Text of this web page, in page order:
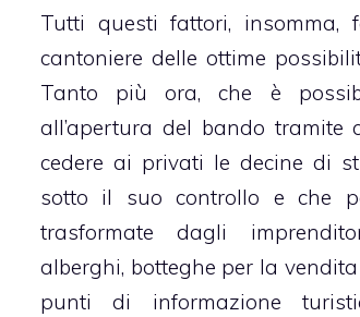
Tutti questi fattori, insomma,
cantoniere delle ottime
Tanto più ora, che è
all’apertura del bando tramite
cedere ai privati le decine di
sotto il suo controllo e che
trasformate dagli
alberghi, botteghe per la
punti di informazione